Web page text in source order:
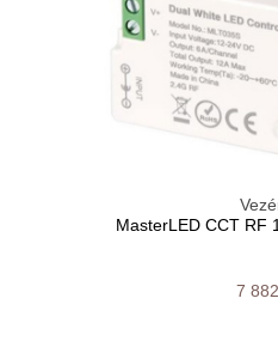
MasterLED CCT RF
7